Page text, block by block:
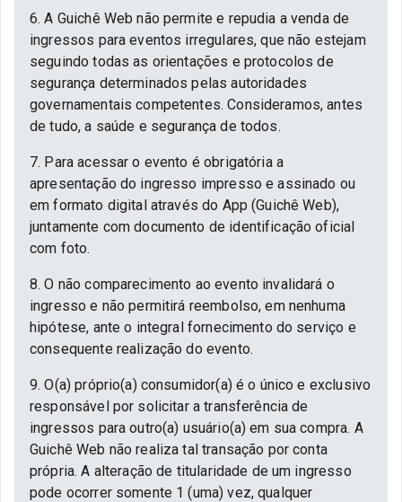
6. A Guichê Web não permite e repudia a venda de
ingressos para eventos irregulares, que não estejam
seguindo todas as orientações e protocolos de
segurança determinados pelas autoridades
governamentais competentes. Consideramos, antes
de tudo, a saúde e segurança de todos.
7. Para acessar o evento é obrigatória a
apresentação do ingresso impresso e assinado ou
em formato digital através do App (Guichê Web),
juntamente com documento de identificação oficial
com foto.
8. O não comparecimento ao evento invalidará o
ingresso e não permitirá reembolso, em nenhuma
hipótese, ante o integral fornecimento do serviço e
consequente realização do evento.
9. O(a) próprio(a) consumidor(a) é o único e exclusivo
responsável por solicitar a transferência de
ingressos para outro(a) usuário(a) em sua compra. A
Guichê Web não realiza tal transação por conta
própria. A alteração de titularidade de um ingresso
pode ocorrer somente 1 (uma) vez, qualquer